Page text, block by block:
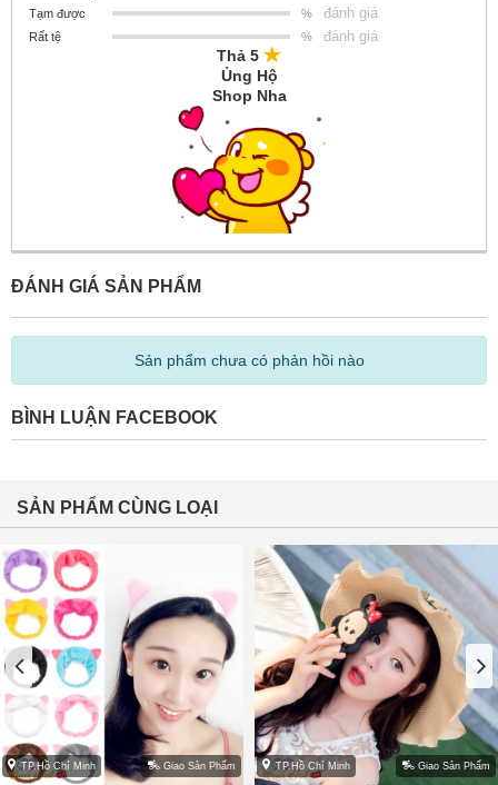
Tạm được % đánh giá
Rất tệ % đánh giá
Thả 5
Ủng Hộ
Shop Nha
ĐÁNH GIÁ SẢN PHẨM
Sản phẩm chưa có phản hồi nào
BÌNH LUẬN FACEBOOK
SẢN PHẨM CÙNG LOẠI
TP.Hồ Chí Minh Giao Sản Phẩm TP.Hồ Chí Minh Giao Sản Phẩm